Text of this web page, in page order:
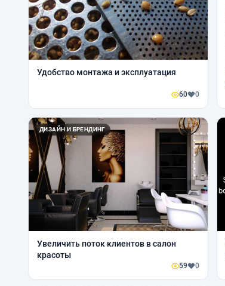
Удобство монтажа и эксплуатация
60 0
ДИЗАЙН И БРЕНДИНГ
Увеличить поток клиентов в салон
красоты
59 0